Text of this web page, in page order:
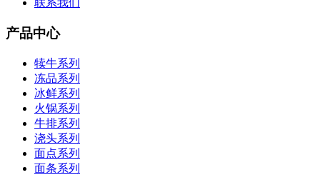
联系我们
产品中心
犊牛系列
冻品系列
冰鲜系列
火锅系列
牛排系列
浇头系列
面点系列
面条系列